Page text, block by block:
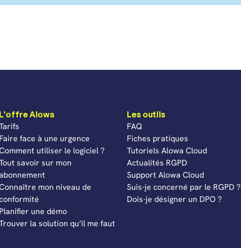
L'offre Alowa
Faire face à une urgence
utiliser le logiciel ?
savoir sur mon
mon niveau de
Planifier une démo
la solution qu’il me faut
Les outils
FAQ
Fiches pratiques
Tutoriels Alowa Cloud
Actualités RGPD
Support Alowa Cloud
Suis-je concerné par le RGPD ?
Dois-je désigner un DPO ?